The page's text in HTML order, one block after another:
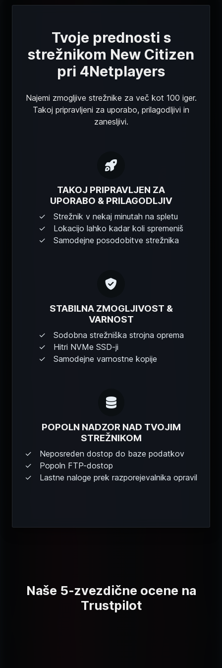
Tvoje prednosti s
strežnikom New Citizen
pri 4Netplayers
Najemi zmogljive strežnike za več kot 100 iger.
Takoj pripravljeni za uporabo, prilagodljivi in
zanesljivi.
TAKOJ PRIPRAVLJEN ZA
UPORABO & PRILAGODLJIV
Strežnik v nekaj minutah na spletu
Lokacijo lahko kadar koli spremeniš
Samodejne posodobitve strežnika
STABILNA ZMOGLJIVOST &
VARNOST
Sodobna strežniška strojna oprema
Hitri NVMe SSD-ji
Samodejne varnostne kopije
POPOLN NADZOR NAD TVOJIM
STREŽNIKOM
Neposreden dostop do baze podatkov
Popoln FTP-dostop
Lastne naloge prek razporejevalnika opravil
Naše 5-zvezdične ocene na
Trustpilot